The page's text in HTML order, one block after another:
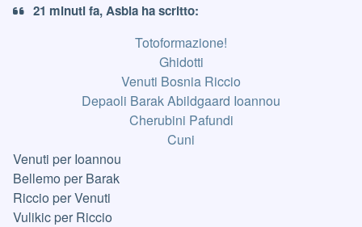
21 minuti fa, Asbla ha scritto:
Totoformazione!
Ghidotti
Venuti Bosnia Riccio
Depaoli Barak Abildgaard Ioannou
Cherubini Pafundi
Cuni
Venuti per Ioannou
Bellemo per Barak
Riccio per Venuti
Vulikic per Riccio